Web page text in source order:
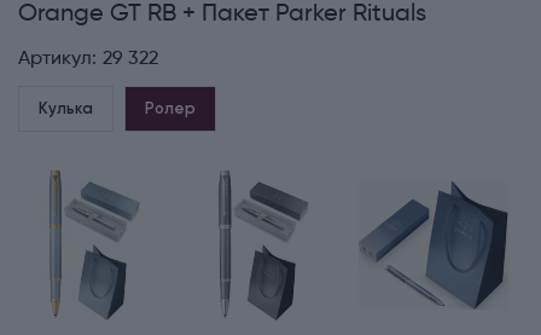
Orange GT RB + Пакет Parker Rituals
Артикул: 29 322
Кулька Ролер